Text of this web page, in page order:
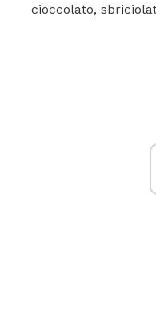
cioccolato,